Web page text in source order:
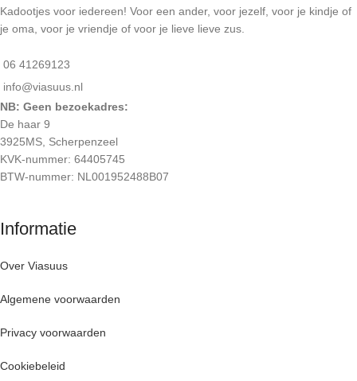
Kadootjes voor iedereen! Voor een ander, voor jezelf, voor je kindje of
je oma, voor je vriendje of voor je lieve lieve zus.
06 41269123
info@viasuus.nl
NB: Geen bezoekadres:
De haar 9
3925MS, Scherpenzeel
KVK-nummer: 64405745
BTW-nummer: NL001952488B07
Informatie
Over Viasuus
Algemene voorwaarden
Privacy voorwaarden
Cookiebeleid